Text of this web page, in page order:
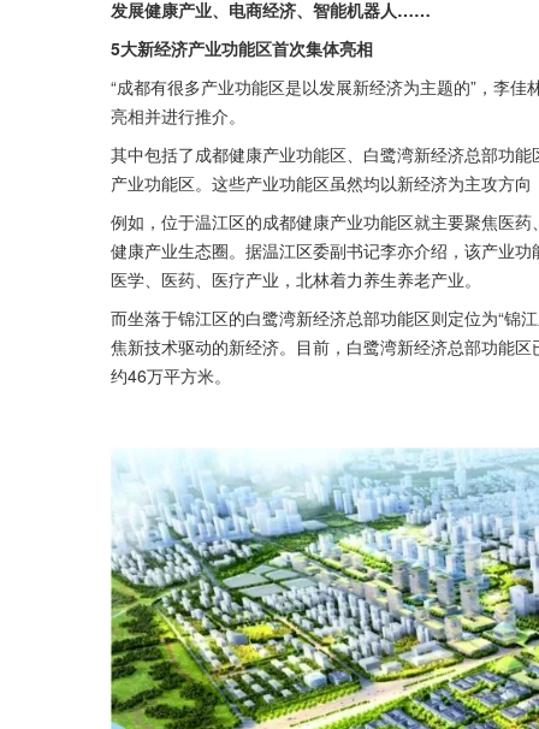
发展健康产业、电商经济、智能机器人……
5大新经济产业功能区首次集体亮相
“成都有很多产业功能区是以发展新经济为主题的”，李
亮相并进行推介。
其中包括了成都健康产业功能区、白鹭湾新经济总部功
产业功能区。这些产业功能区虽然均以新经济为主攻方
例如，位于温江区的成都健康产业功能区就主要聚焦医
健康产业生态圈。据温江区委副书记李亦介绍，该产业
医学、医药、医疗产业，北林着力养生养老产业。
而坐落于锦江区的白鹭湾新经济总部功能区则定位为“锦
焦新技术驱动的新经济。目前，白鹭湾新经济总部功能
约46万平方米。